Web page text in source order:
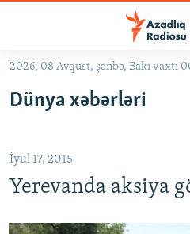
Əsas
qayıt
qayıt
Axtarışa
#İZAHLA
#ƏSLINDƏ
QANUNI DOĞRU
2026, 08 Avqust, şənbə, Bakı vaxtı
Dünya xəbərləri
İyul 17, 2015
Yerevanda aksiya